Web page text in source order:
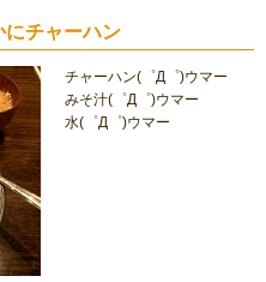
チャーハン
チャーハン(゜Д゜)ウマー
みそ汁(゜Д゜)ウマー
水(゜Д゜)ウマー